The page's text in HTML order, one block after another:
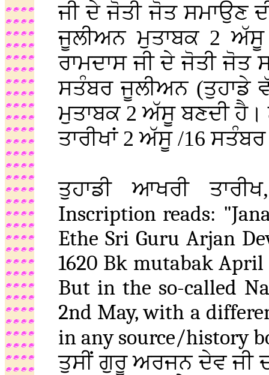
ਜੀ ਦੇ ਜੋਤੀ ਜੋਤ ਸਮਾਉਣ
ਜੂਲੀਅਨ ਮੁਤਾਬਕ 2
ਰਾਮਦਾਸ ਜੀ ਦੇ ਜੋਤੀ ਜੋਤ
ਸਤੰਬਰ ਜੂਲੀਅਨ (ਤੁਹਾਡੇ
ਮੁਤਾਬਕ 2 ਅੱਸੂ ਬਣਦੀ
ਤਾਰੀਖਾਂ 2 ਅੱਸੂ /16
ਤੁਹਾਡੀ ਆਖਰੀ
Inscription reads:
Ethe Sri Guru Arjan
1620 Bk mutabak April
But in the so-called
2nd May, with a
in any source/history
ਤੁਸੀਂ ਗੁਰੂ ਅਰਜਨ ਦੇਵ ਜੀ